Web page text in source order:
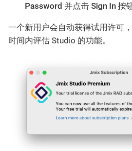
Password 并点击 Sign In 按
一个新用户会自动获得试用许可
时间内评估 Studio 的功能。